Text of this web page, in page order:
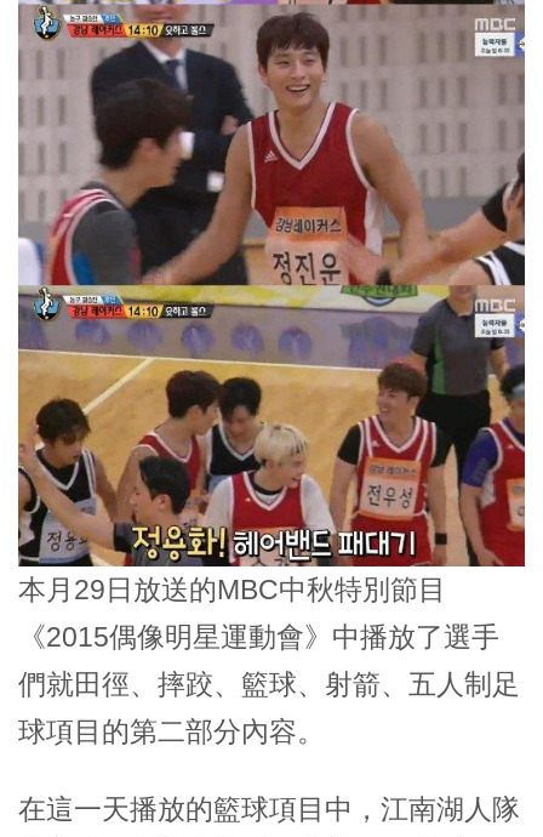
本月29日放送的MBC中秋特別節目
《2015偶像明星運動會》中播放了選手
們就田徑、摔跤、籃球、射箭、五人制足
球項目的第二部分內容。
在這一天播放的籃球項目中，江南湖人隊